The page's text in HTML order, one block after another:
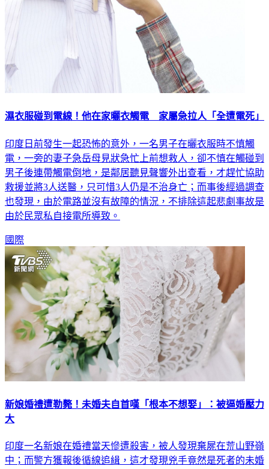
濕衣服碰到電線！他在家曬衣觸電 家屬急拉人「全遭電死」
印度日前發生一起恐怖的意外，一名男子在曬衣服時不慎觸
電，一旁的妻子急岳母見狀急忙上前想救人，卻不慎在觸碰到
男子後連帶觸電倒地，是鄰居聽見聲響外出查看，才趕忙協助
救援並將3人送醫，只可惜3人仍是不治身亡；而事後經過調查
也發現，由於電路並沒有故障的情況，不排除這起悲劇事故是
由於民眾私自接電所導致。
國際
新娘婚禮遭勒斃！未婚夫自首嘆「根本不想娶」：被逼婚壓力
大
印度一名新娘在婚禮當天慘遭殺害，被人發現棄屍在荒山野嶺
中；而警方獲報後循線追緝，這才發現兇手竟然是死者的未婚